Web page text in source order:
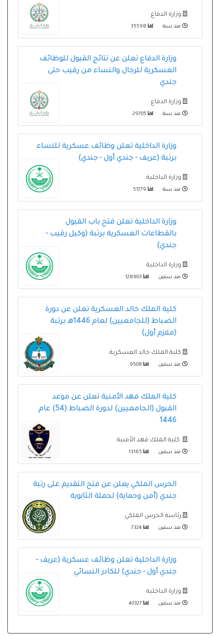
وزارة الدفاع
منذ سنة
وزارة الدفاع تعلن عن نتائج القبول للوظائف
العسكرية للرجال والنساء من رقيب حتى
جندي
وزارة الدفاع
منذ سنة
وزارة الداخلية تعلن وظائف عسكرية للنساء
برتبة (عريف - جندي أول - جندي)
وزارة الداخلية
منذ سنة
وزارة الداخلية تعلن فتح باب القبول
بالقطاعات العسكرية برتبة (وكيل رقيب -
جندي)
وزارة الداخلية
منذ سنتين
كلية الملك خالد العسكرية تعلن عن دورة
الضباط (للجامعيين) لعام 1446هـ برتبة
(ملازم أول)
كلية الملك خالد العسكرية
منذ سنتين
كلية الملك فهد الأمنية تعلن عن موعد
القبول (الجامعيين) لدورة الضباط (54) عام
1446
كلية الملك فهد الأمنية
منذ سنتين
الحرس الملكي يعلن عن فتح التقديم على رتبة
جندي (أمن وحماية) لحملة الثانوية
رئاسة الحرس الملكي
منذ سنتين
وزارة الداخلية تعلن وظائف عسكرية (عريف -
جندي أول - جندي) للكادر النسائي
وزارة الداخلية
منذ سنتين